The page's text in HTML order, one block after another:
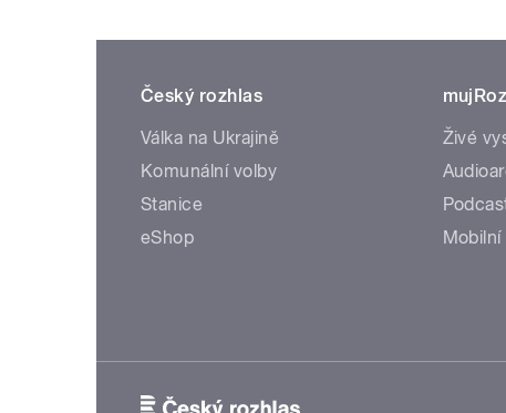
Český rozhlas
Válka na Ukrajině
Komunální volby
Stanice
eShop
Živé
Mobilní